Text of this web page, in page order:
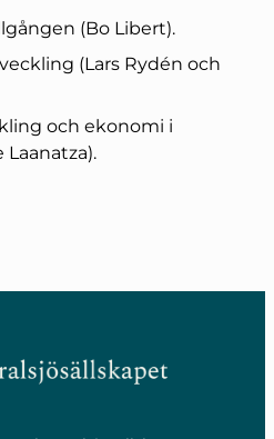
(Bo Libert).
(Lars Rydén och
och ekonomi i